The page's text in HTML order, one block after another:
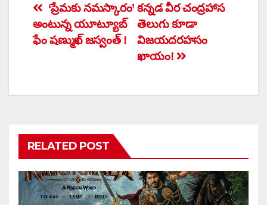
Post
navigation
కన్నడ వీర చంద్రహాస
తెలుగు కూడా
విజయదరహసం
ఖాయం!
‘ప్రేమకు నమస్కారం’
అంటున్న యూట్యూబ్‌
ఫేం షణ్ముఖ్‌ జస్వంత్‌ !
RELATED POST